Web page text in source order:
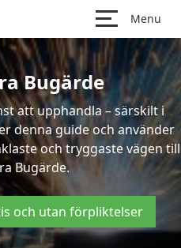
Menu
Bugärde
att upphandla – särskilt i
denna guide och använder
och tryggaste vägen till
Bugärde.
och utan förpliktelser